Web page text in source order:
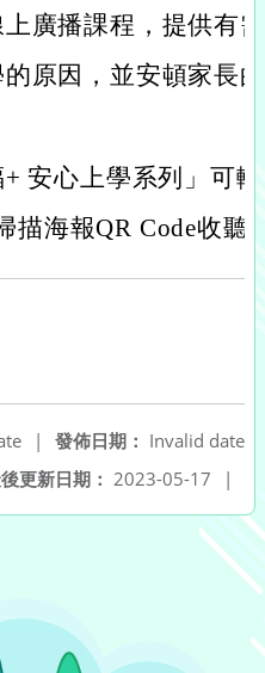
廣播課程，提供有
原因，並安頓家長
+ 安心上學系列」可
描海報QR Code收聽
發佈日期： Invalid date
|
更新日期： 2023-05-17 |